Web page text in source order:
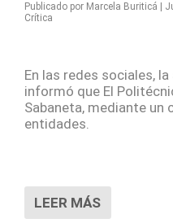
Publicado por Marcela Buriticá
Crítica
En las redes sociales,
informó que El
Sabaneta, mediante un
entidades.
LEER MÁS